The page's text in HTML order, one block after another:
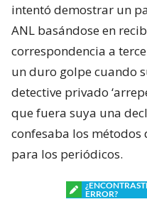
intentó demostrar un
ANL basándose en
correspondencia a
un duro golpe cuando
detective privado
que fuera suya una
confesaba los
para los periódicos.
ERROR?